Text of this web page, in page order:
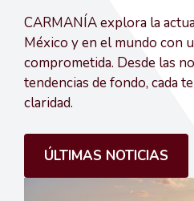
CARMANÍA explora la
México y en el mundo con
comprometida. Desde las
tendencias de fondo, cada
claridad.
ÚLTIMAS NOTICIAS